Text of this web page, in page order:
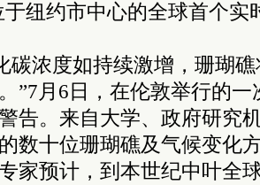
于纽约市中心的全球首个实
碳浓度如持续激增，珊瑚
”7月6日，在伦敦举行的
告。来自大学、政府研究
数十位珊瑚礁及气候变化
家预计，到本世纪中叶全